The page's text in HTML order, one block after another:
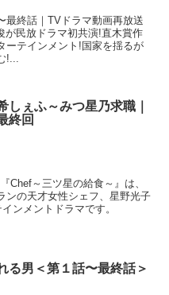
最終話｜TVドラマ動画再放送
が民放ドラマ初共演!直木賞作
ーテインメント!国家を揺るが
!...
しぇふ～みつ星乃求職｜
終回
Chef～三ツ星の給食～』は、
ンの天才女性シェフ、星野光子
ンメントドラマです。
る男＜第１話〜最終話＞